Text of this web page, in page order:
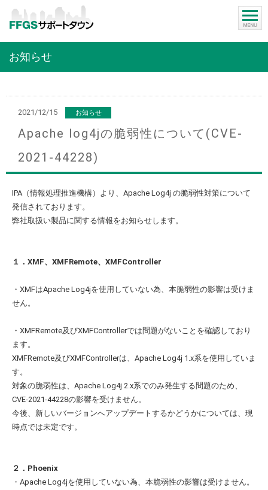
お知らせ
2021/12/15 お知らせ
Apache log4jの脆弱性について(CVE-
2021-44228)
IPA（情報処理推進機構）より、Apache Log4j の脆弱性対策について
発信されております。
弊社取扱い製品に関する情報をお知らせします。
１．XMF、XMFRemote、XMFController
・XMFはApache Log4jを使用していない為、本脆弱性の影響は受けま
せん。
・XMFRemote及びXMFControllerでは問題がないことを確認しており
ます。
XMFRemote及びXMFControllerは、Apache Log4j 1.x系を使用していま
す。
対象の脆弱性は、Apache Log4j 2.x系でのみ発生する問題のため、
CVE-2021-44228の影響を受けません。
今後、新しいバージョンへアップデートするかどうかについては、現
時点では未定です。
２．Phoenix
・Apache Log4jを使用していない為、本脆弱性の影響は受けません。